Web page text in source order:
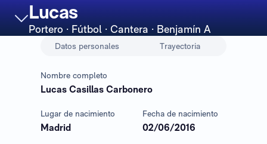
Lucas
Portero · Fútbol · Cantera · Benjamín A
Datos personales Trayectoria
Nombre completo
Lucas Casillas Carbonero
Lugar de nacimiento
Madrid
Fecha de nacimiento
02/06/2016